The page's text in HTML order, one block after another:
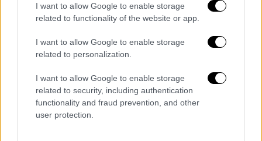
I want to allow Google to enable storage
related to functionality of the website or app.
I want to allow Google to enable storage
related to personalization.
I want to allow Google to enable storage
related to security, including authentication
functionality and fraud prevention, and other
user protection.
έχει μιλήσει για τη μητέρα της – Πόσοι
έχουν μπει στο στόχαστρο των αρχών
για «ραντεβού» με την ανήλικη
Μετρό: Βλάβες και συνωστισμό έφερε η
επέκταση προς Πειραιά - Ξεπέρασε τα
όριά του το δίκτυο
Φθηνά όσο πουθενά: Το «Παρίσι των
Βαλκανίων» είναι ο οικονομικότερος